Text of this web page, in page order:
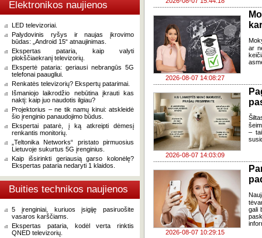
Elektronikos naujienos
LED televizoriai.
Palydovinis ryšys ir naujas įkrovimo
būdas: „Android 15“ atnaujinimas.
Ekspertas pataria, kaip valyti
plokščiaekranį televizorių.
Ekspertė pataria: geriausi nebrangūs 5G
telefonai paaugliui.
Renkatės televizorių? Ekspertų patarimai.
Išmaniojo laikrodžio nebūtina įkrauti kas
naktį: kaip juo naudotis ilgiau?
Projektorius – ne tik namų kinui: atskleidė
šio įrenginio panaudojimo būdus.
Ekspertai patarė, į ką atkreipti dėmesį
renkantis monitorių.
„Teltonika Networks“ pristato pirmuosius
Lietuvoje sukurtus 5G įrenginius.
Kaip išsirinkti geriausią garso kolonėlę?
Ekspertas pataria nedaryti 1 klaidos.
Buities technikos naujienos
5 įrenginiai, kuriuos įsigiję pasiruošite
vasaros karščiams.
Ekspertas pataria, kodėl verta rinktis
QNED televizorių.
2026-08-07 14:08:27
ar
2026-08-07 14:03:09
–
2026-08-07 10:29:15
gali